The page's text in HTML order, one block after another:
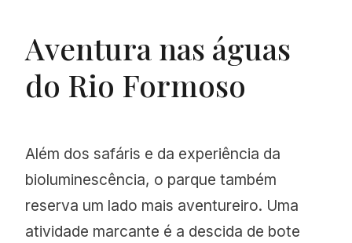
Aventura nas águas
do Rio Formoso
Além dos safáris e da experiência da
bioluminescência, o parque também
reserva um lado mais aventureiro. Uma
atividade marcante é a descida de bote